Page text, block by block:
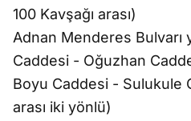
100 Kavşağı arası)
Adnan Menderes Bulvarı
Caddesi - Oğuzhan
Boyu Caddesi - Sulukule
arası iki yönlü)